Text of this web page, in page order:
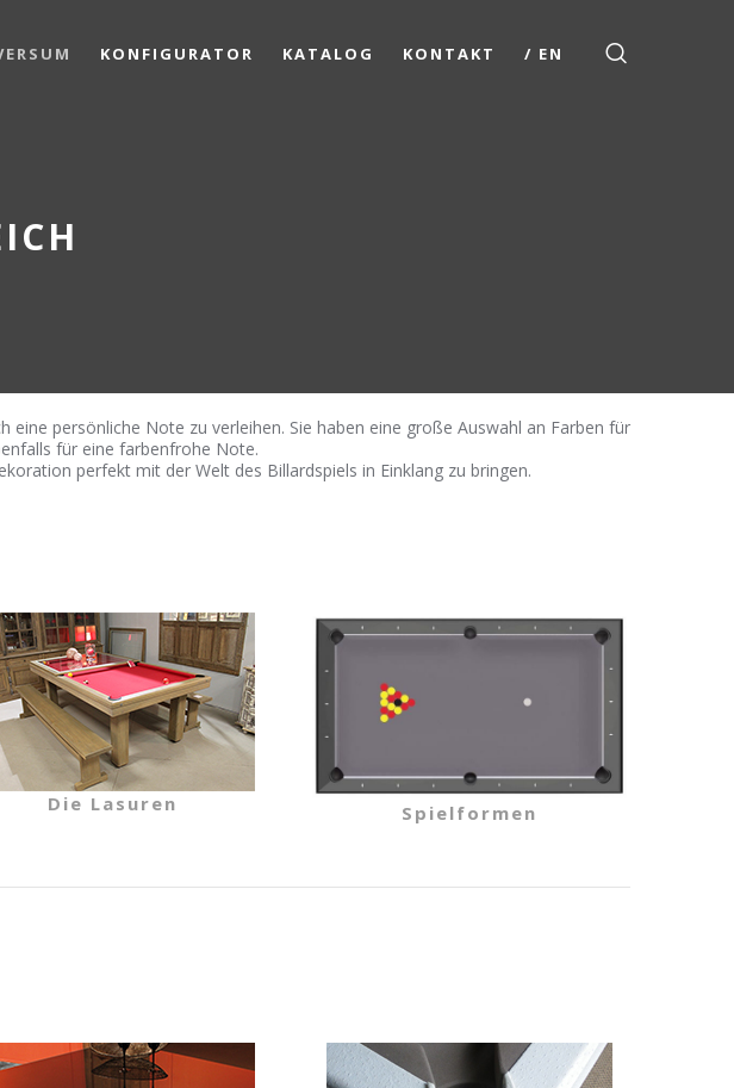
KONFIGURATOR KATALOG KONTAKT / EN
persönliche Note zu verleihen. Sie haben eine große Auswahl an Farben für
für eine farbenfrohe Note.
perfekt mit der Welt des Billardspiels in Einklang zu bringen.
Die Lasuren Spielformen